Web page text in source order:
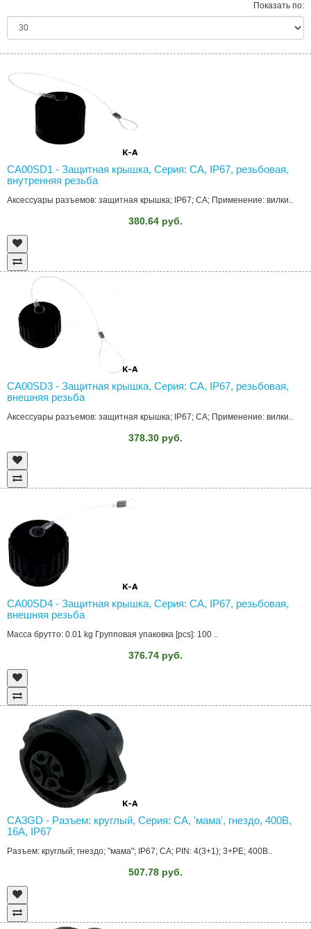
Показать по:
CA00SD1 - Защитная крышка, Серия: CA, IP67, резьбовая,
внутренняя резьба
Аксессуары разъемов: защитная крышка; IP67; CA; Применение: вилки..
380.64 руб.
CA00SD3 - Защитная крышка, Серия: CA, IP67, резьбовая,
внешняя резьба
Аксессуары разъемов: защитная крышка; IP67; CA; Применение: вилки..
378.30 руб.
CA00SD4 - Защитная крышка, Серия: CA, IP67, резьбовая,
внешняя резьба
Масса брутто: 0.01 kg Групповая упаковка [pcs]: 100 ..
376.74 руб.
CA3GD - Разъем: круглый, Серия: CA, 'мама', гнездо, 400В,
16А, IP67
Разъем: круглый; гнездо; "мама"; IP67; CA; PIN: 4(3+1); 3+PE; 400В..
507.78 руб.